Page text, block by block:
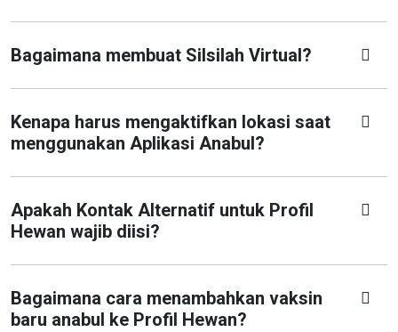
Bagaimana membuat Silsilah Virtual?
Kenapa harus mengaktifkan lokasi saat
menggunakan Aplikasi Anabul?
Apakah Kontak Alternatif untuk Profil
Hewan wajib diisi?
Bagaimana cara menambahkan vaksin
baru anabul ke Profil Hewan?